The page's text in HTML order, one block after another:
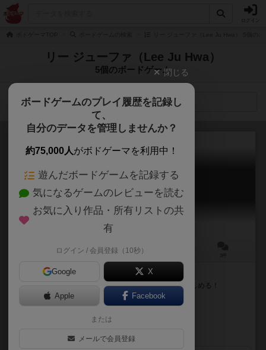
リー ジューファ（Lee Ju Hwa）
5個のボードゲーム
検索メニュー
消されたメッセージ
Last Message
15分前後
想像以上に戦略性が髙いお絵かきゲーム！
３つの役割に分かれて遊ぶので、いろいろな体験が楽しめる！
リー・ジューファ（Lee Ju-Hwa）
キム・ギウン（Giung Kim）
ヴィンセント・デュトレ（Vincent Dutrait）
閉じる
ボードゲームのプレイ履歴を記録し
て、
自分のデータを管理しませんか？
約75,000人がボドゲーマを利用中！
遊んだボードゲームを記録する
気になるゲームのレビューを読む
お気に入り作品・所有リストの共
有
ログイン / 会員登録（10秒）
Google X
Apple Facebook
または
メールで会員登録